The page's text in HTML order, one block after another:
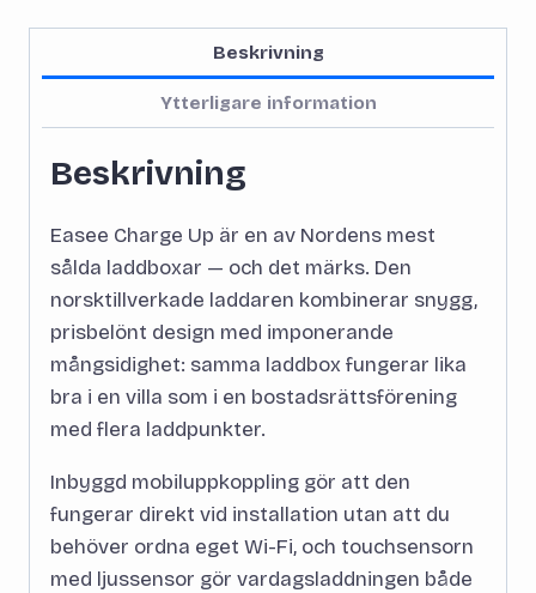
Beskrivning
Ytterligare information
Beskrivning
Easee Charge Up är en av Nordens mest
sålda laddboxar — och det märks. Den
norsktillverkade laddaren kombinerar snygg,
prisbelönt design med imponerande
mångsidighet: samma laddbox fungerar lika
bra i en villa som i en bostadsrättsförening
med flera laddpunkter.
Inbyggd mobiluppkoppling gör att den
fungerar direkt vid installation utan att du
behöver ordna eget Wi-Fi, och touchsensorn
med ljussensor gör vardagsladdningen både